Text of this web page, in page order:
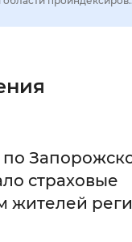
страховые
жителей